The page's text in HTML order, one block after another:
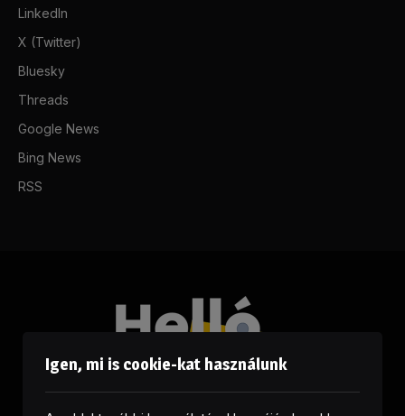
LinkedIn
X (Twitter)
Bluesky
Threads
Google News
Bing News
RSS
Igen, mi is cookie-kat használunk